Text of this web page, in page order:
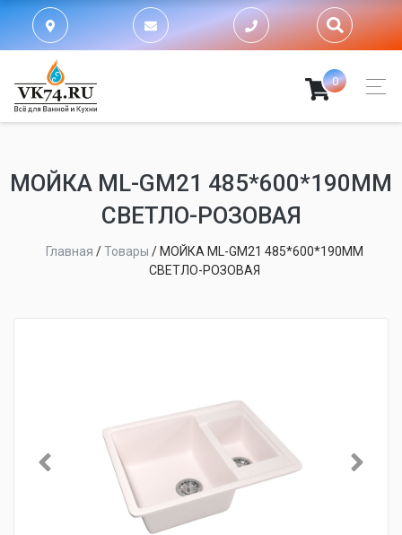
0
МОЙКА ML-GM21 485*600*190ММ
СВЕТЛО-РОЗОВАЯ
Главная /Товары / МОЙКА ML-GM21 485*600*190ММ
СВЕТЛО-РОЗОВАЯ